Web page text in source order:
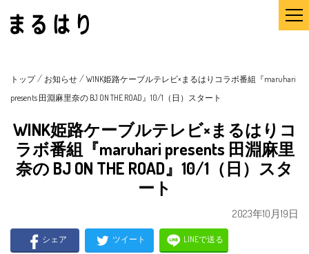
トップ/ お知らせ / WINK姫路ケーブルテレビ×まるはりコラボ番組『maruhari
presents 田淵麻里奈の BJ ON THE ROAD』10/1（日）スタート
WINK姫路ケーブルテレビ×まるはりコ
ラボ番組『maruhari presents 田淵麻里
奈の BJ ON THE ROAD』10/1（日）スタ
ート
2023年10月19日
シェア ツイート LINEで送る